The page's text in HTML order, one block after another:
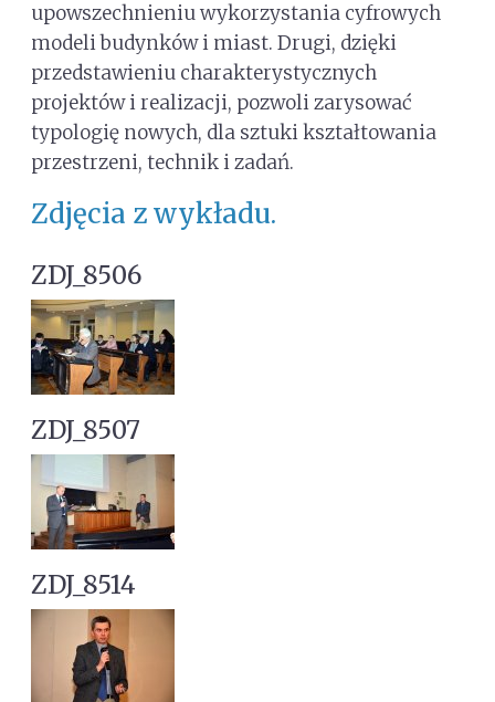
upowszechnieniu wykorzystania cyfrowych
modeli budynków i miast. Drugi, dzięki
przedstawieniu charakterystycznych
projektów i realizacji, pozwoli zarysować
typologię nowych, dla sztuki kształtowania
przestrzeni, technik i zadań.
Zdjęcia z wykładu.
ZDJ_8506
ZDJ_8507
ZDJ_8514